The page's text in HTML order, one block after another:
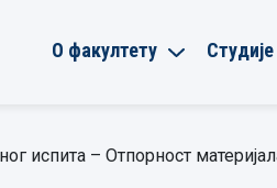
О факултету Студије
испита – Отпорност